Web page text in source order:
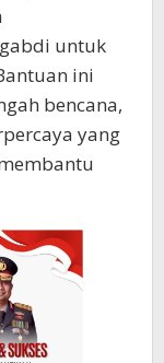
untuk
ini
bencana,
yang